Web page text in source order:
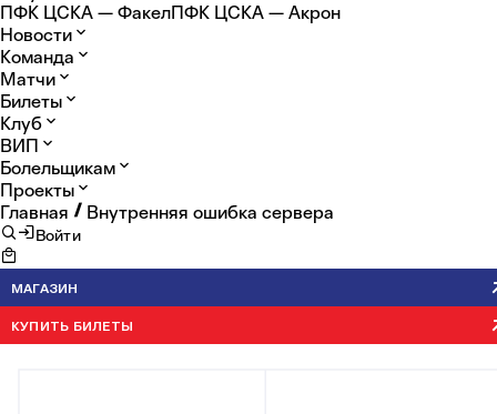
ПФК ЦСКА — ФакелПФК ЦСКА — Акрон
Новости
Команда
Матчи
Билеты
Клуб
ВИП
Болельщикам
Проекты
Главная
Внутренняя ошибка сервера
Войти
МАГАЗИН
КУПИТЬ БИЛЕТЫ